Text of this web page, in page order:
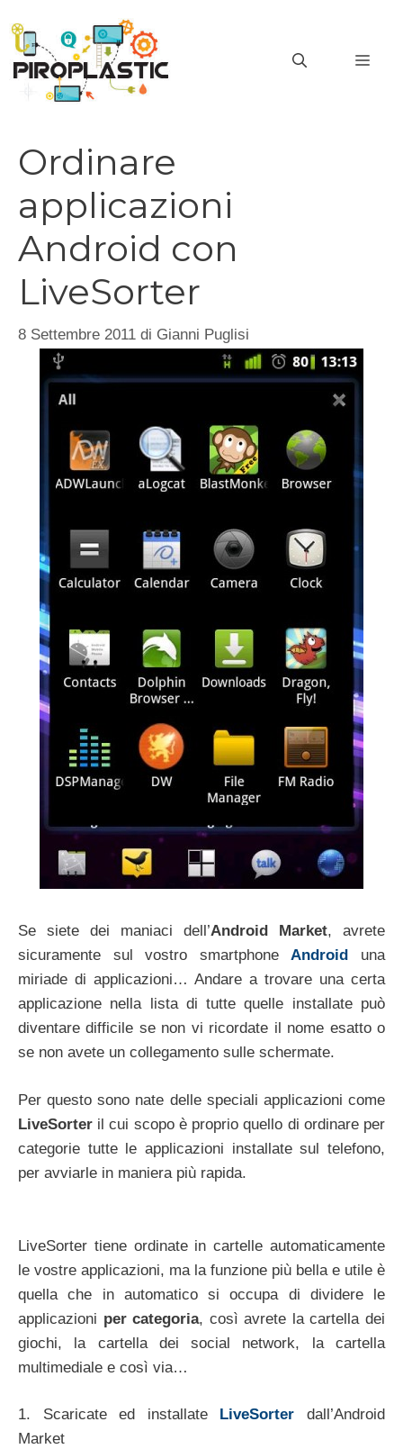
contenuto
Ordinare
applicazioni
Android con
LiveSorter
8 Settembre 2011 di Gianni Puglisi
Se siete dei maniaci dell’Android Market, avrete
sicuramente sul vostro smartphoneAndroid una
miriade di applicazioni… Andare a trovare una certa
applicazione nella lista di tutte quelle installate può
diventare difficile se non vi ricordate il nome esatto o
se non avete un collegamento sulle schermate.
Per questo sono nate delle speciali applicazioni come
LiveSorter il cui scopo è proprio quello di ordinare per
categorie tutte le applicazioni installate sul telefono,
per avviarle in maniera più rapida.
LiveSorter tiene ordinate in cartelle automaticamente
le vostre applicazioni, ma la funzione più bella e utile è
quella che in automatico si occupa di dividere le
applicazioni per categoria, così avrete la cartella dei
giochi, la cartella dei social network, la cartella
multimediale e così via…
1. Scaricate ed installate LiveSorter dall’Android
Market